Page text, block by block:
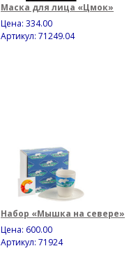
Маска для лица «Цмок»
Цена: 334.00
Артикул: 71249.04
Набор «Мышка на севере»
Цена: 600.00
Артикул: 71924